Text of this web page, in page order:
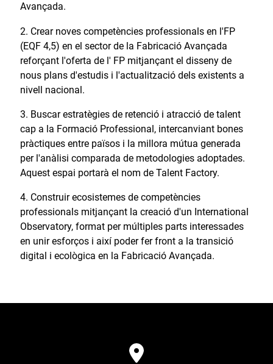
Avançada.
Crear noves competències professionals en l'FP
(EQF 4,5) en el sector de la Fabricació Avançada
reforçant l'oferta de l' FP mitjançant el disseny de
nous plans d'estudis i l'actualització dels existents a
nivell nacional.
Buscar estratègies de retenció i atracció de talent
cap a la Formació Professional, intercanviant bones
pràctiques entre països i la millora mútua generada
per l'anàlisi comparada de metodologies adoptades.
Aquest espai portarà el nom de Talent Factory.
Construir ecosistemes de competències
professionals mitjançant la creació d'un International
Observatory, format per múltiples parts interessades
en unir esforços i així poder fer front a la transició
digital i ecològica en la Fabricació Avançada.